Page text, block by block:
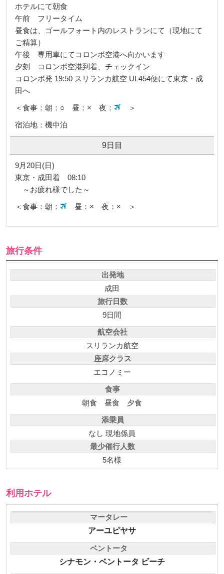
ホテルにて朝食
午前 フリータイム
昼食は、ゴールフォート内のレストランにて（現地にて
ご精算）
午後 専用車にてコロンボ空港へ向かいます
夕刻 コロンボ空港到着、チェックイン
コロンボ発 19:50 スリランカ航空 UL454便にて東京・成
田へ
＜食事：朝：○ 昼：× 夜：
＞
宿泊地：機中泊
9日目
9月20日(日)
東京・成田着 08:10
～お疲れ様でした～
＜食事：朝：
昼：× 夜：× ＞
旅行条件
出発地
成田
旅行日数
9日間
航空会社
スリランカ航空
座席クラス
エコノミー
食事
朝食 昼食 夕食
添乗員
なし 現地係員
最少催行人数
5名様
利用ホテル
マータレー
アーユピヤサ
ベントータ
シナモン・ベントータ ビーチ